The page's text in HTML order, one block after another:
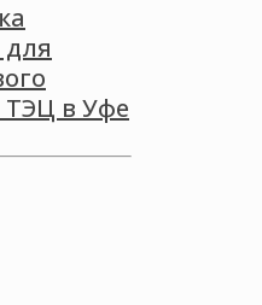
для
ТЭЦ в Уфе